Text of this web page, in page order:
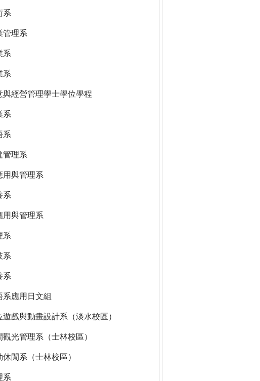
系
管理系
系
系
與經營管理學士學位學程
系
系
管理系
用與管理系
系
用與管理系
系
系
系
系應用日文組
遊戲與動畫設計系（淡水校區）
光管理系（士林校區）
閒系（士林校區）
系